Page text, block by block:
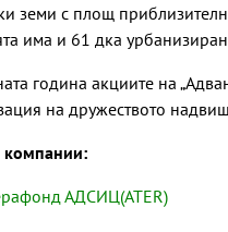
земи с площ
има и 61 дка
година акциите на
на дружеството
компании:
АДСИЦ(ATER)